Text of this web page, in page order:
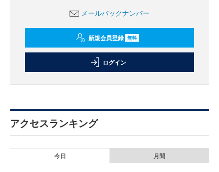
メールバックナンバー
新規会員登録 無料
ログイン
アクセスランキング
今日 月間